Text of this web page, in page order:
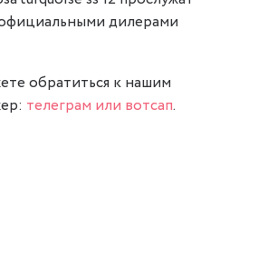
дилерами
обратиться к нашим
телеграм или вотсап.